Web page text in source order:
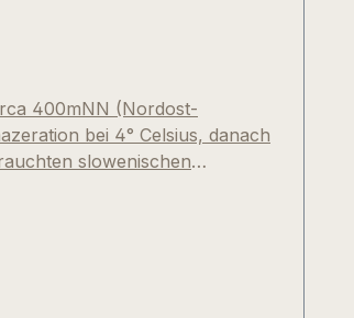
400mNN (Nordost-
bei 4° Celsius, danach
slowenischen
Sommelierkollege